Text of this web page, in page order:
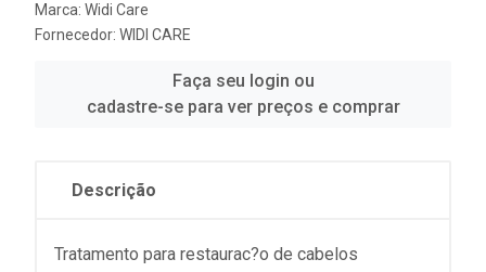
Marca: Widi Care
Fornecedor: WIDI CARE
Faça seu login ou
cadastre-se para ver preços e comprar
Descrição
Tratamento para restaurac?o de cabelos